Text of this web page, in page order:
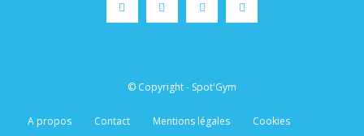
© Copyright - Spot'Gym
A propos Contact Mentions légales Cookies